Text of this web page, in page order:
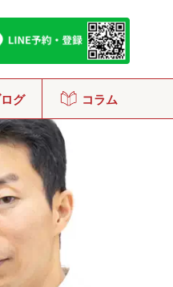
グ コラム